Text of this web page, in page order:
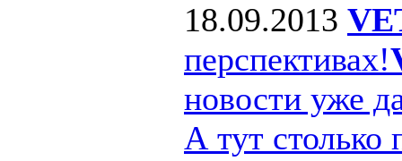
18.09.2013
перспективах!
новости уже
А тут